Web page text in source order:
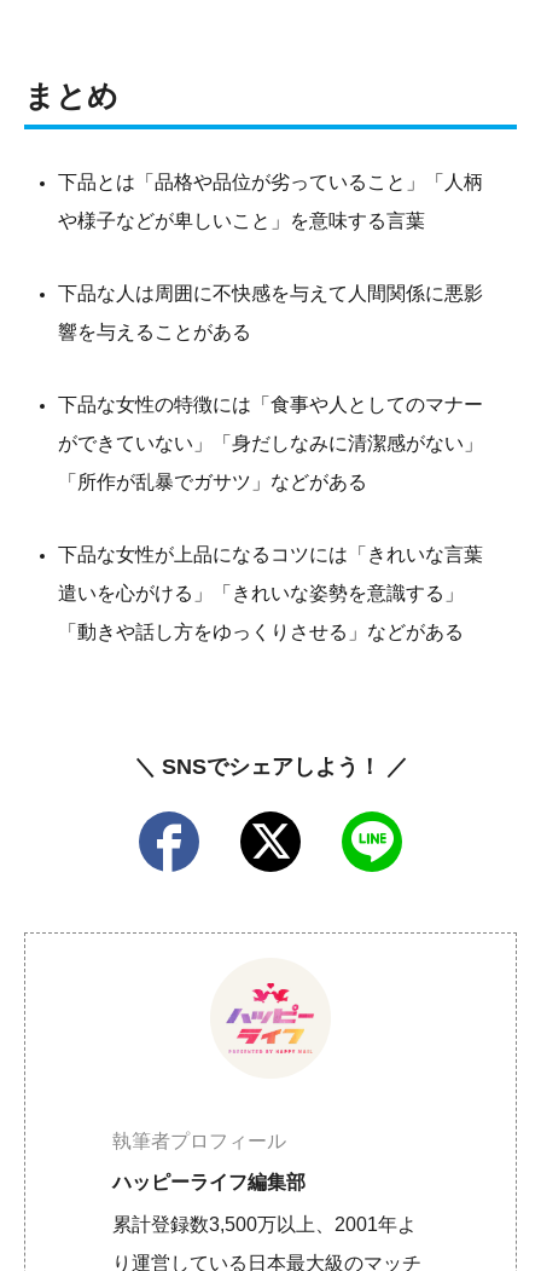
まとめ
下品とは「品格や品位が劣っていること」「人柄
や様子などが卑しいこと」を意味する言葉
下品な人は周囲に不快感を与えて人間関係に悪影
響を与えることがある
下品な女性の特徴には「食事や人としてのマナー
ができていない」「身だしなみに清潔感がない」
「所作が乱暴でガサツ」などがある
下品な女性が上品になるコツには「きれいな言葉
遣いを心がける」「きれいな姿勢を意識する」
「動きや話し方をゆっくりさせる」などがある
＼ SNSでシェアしよう！ ／
執筆者プロフィール
ハッピーライフ編集部
累計登録数3,500万以上、2001年よ
り運営している日本最大級のマッチ